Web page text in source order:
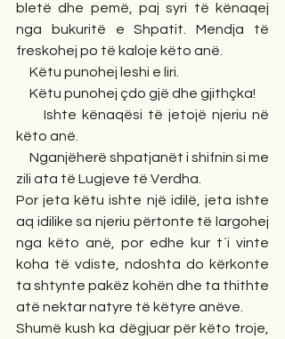
bletë dhe pemë, paj syri të kënaqej
nga bukuritë e Shpatit. Mendja të
freskohej po të kaloje këto anë.
Këtu punohej leshi e liri.
Këtu punohej çdo gjë dhe gjithçka!
Ishte kënaqësi të jetojë njeriu në
këto anë.
Nganjëherë shpatjanët i shifnin si me
zili ata të Lugjeve të Verdha.
Por jeta këtu ishte një idilë, jeta ishte
aq idilike sa njeriu përtonte të largohej
nga këto anë, por edhe kur t`i vinte
koha të vdiste, ndoshta do kërkonte
ta shtynte pakëz kohën dhe ta thithte
atë nektar natyre të këtyre anëve.
Shumë kush ka dëgjuar për këto troje,